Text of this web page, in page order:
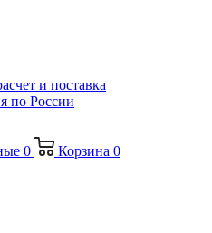
0 Корзина 0